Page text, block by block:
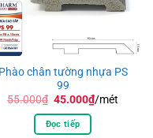
Phào chân tường nhựa PS
99
55.000₫ Giá
là:
55.000₫.
45.000₫Giá
hiện
/mét
Đọc tiếp